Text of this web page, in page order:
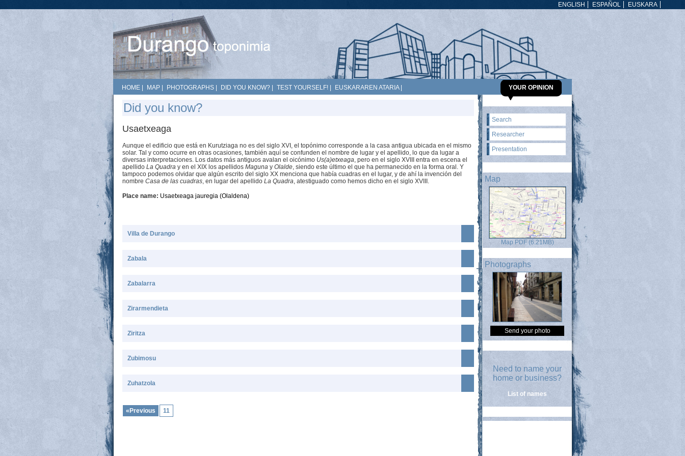
EUSKARA
ESPAÑOL
ENGLISH
HOME MAP PHOTOGRAPHS DID YOU KNOW? TEST YOURSELF! EUSKARAREN ATARIA| YOUR OPINION
Did you know?
Usaetxeaga
Aunque el edificio que está en Kurutziaga no es del siglo XVI, el topónimo corresponde a la casa antigua ubicada en el mismo
solar. Tal y como ocurre en otras ocasiones, también aquí se confunden el nombre de lugar y el apellido, lo que da lugar a
diversas interpretaciones. Los datos más antiguos avalan el oicónimo Us(a)etxeaga, pero en el siglo XVIII entra en escena el
apellido La Quadra y en el XIX los apellidos Maguna y Olalde, siendo este último el que ha permanecido en la forma oral. Y
tampoco podemos olvidar que algún escrito del siglo XX menciona que había cuadras en el lugar, y de ahí la invención del
nombre Casa de las cuadras, en lugar del apellido La Quadra, atestiguado como hemos dicho en el siglo XVIII.
Place name: Usaetxeaga jauregia (Olaldena)
Villa de Durango
Zabala
Zabalarra
Zirarmendieta
Ziritza
Zubimosu
Zuhatzola
«Previous 11
Search
Researcher
Presentation
Map
Map PDF (6.21MB)
Photographs
Send your photo
Need to name your
home or business?
List of names